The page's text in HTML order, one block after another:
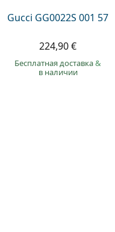
Gucci GG0022S 001 57
224,90 €
Бесплатная доставка&
в наличии